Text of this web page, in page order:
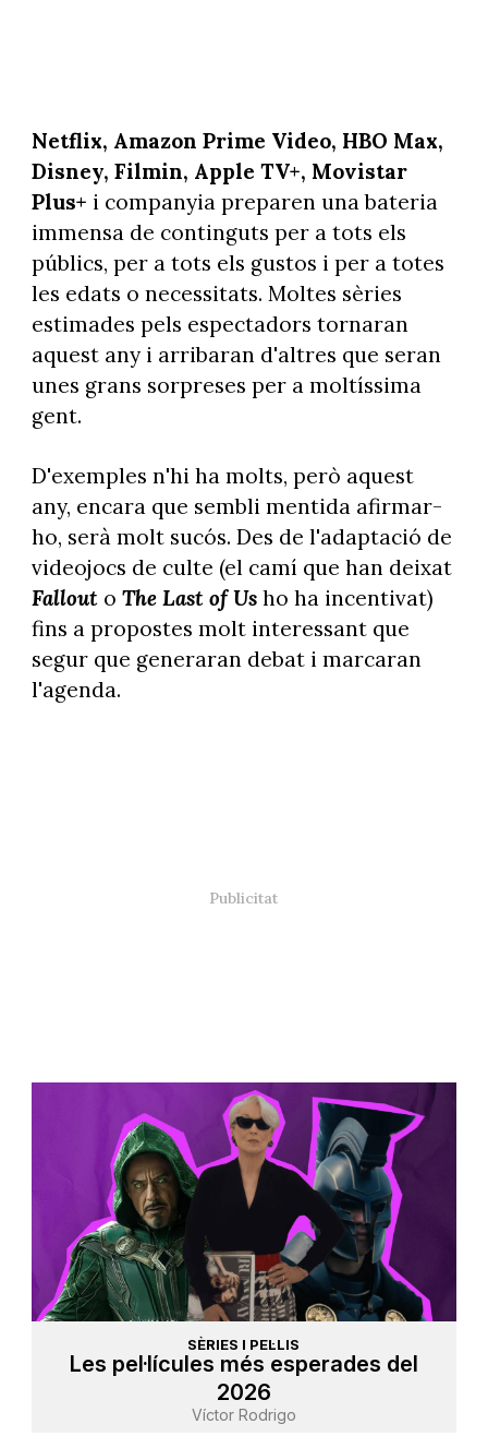
Netflix, Amazon Prime Video, HBO Max,
Disney, Filmin, Apple TV+, Movistar
Plus+ i companyia preparen una bateria
immensa de continguts per a tots els
públics, per a tots els gustos i per a totes
les edats o necessitats. Moltes sèries
estimades pels espectadors tornaran
aquest any i arribaran d'altres que seran
unes grans sorpreses per a moltíssima
gent.
D'exemples n'hi ha molts, però aquest
any, encara que sembli mentida afirmar-
ho, serà molt sucós. Des de l'adaptació de
videojocs de culte (el camí que han deixat
Fallouto The Last of Usho ha incentivat)
fins a propostes molt interessant que
segur que generaran debat i marcaran
l'agenda.
SÈRIES I PEL·LIS
Les pel·lícules més esperades del
2026
Víctor Rodrigo